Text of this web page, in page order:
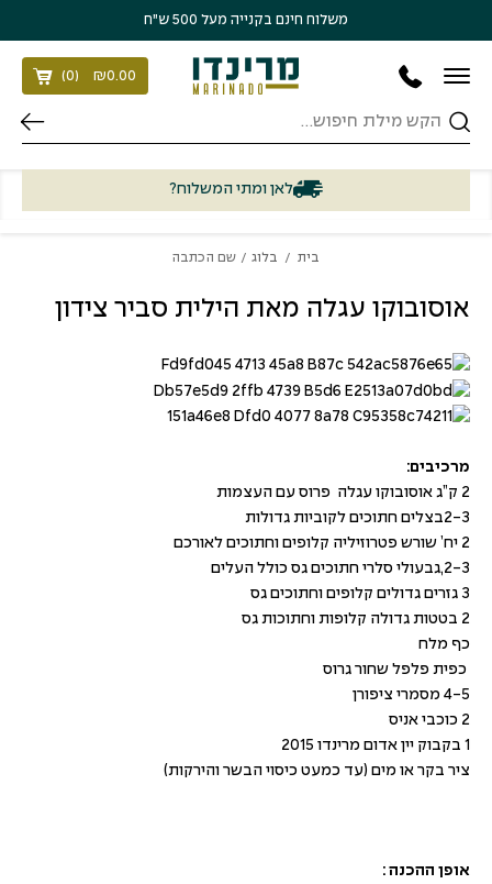
משלוח חינם בקנייה מעל 500 ש״ח
חיפוש
₪0.00
(
0
)
לאן ומתי המשלוח?
בית / בלוג / שם הכתבה
אוסובוקו עגלה מאת הילית סביר צידון
מרכיבים:
2 ק”ג אוסובוקו עגלה פרוס עם העצמות
2-3בצלים חתוכים לקוביות גדולות
2 יח’ שורש פטרוזיליה קלופים וחתוכים לאורכם
‎2-3,גבעולי סלרי חתוכים גס כולל העלים
3 גזרים גדולים קלופים וחתוכים גס
‎2 בטטות גדולה קלופות וחתוכות גס
כף מלח
‎4-5 מסמרי ציפורן
‎2 כוכבי אניס
‎1 בקבוק יין אדום מרינדו 2015
אופן ההכנה :